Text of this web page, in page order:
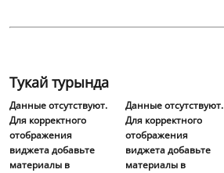
Тукай турында
Данные отсутствуют.
Для корректного
отображения
виджета добавьте
материалы в
Данные отсутствуют.
Для корректного
отображения
виджета добавьте
материалы в